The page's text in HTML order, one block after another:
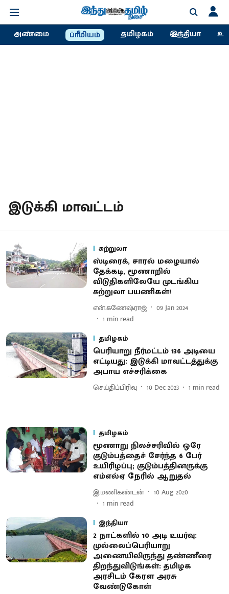
அண்மை ப்ரீமியம் தமிழகம் இந்தியா
இடுக்கி மாவட்டம்
சுற்றுலா
ஸ்டிரைக், சாரல் மழையால்
தேக்கடி, மூணாறில்
விடுதிகளிலேயே முடங்கிய
சுற்றுலா பயணிகள்!
என்.கணேஷ்ராஜ்
09 Jan 2024
1 min read
தமிழகம்
பெரியாறு நீர்மட்டம் 136 அடியை
எட்டியது: இடுக்கி மாவட்டத்துக்கு
அபாய எச்சரிக்கை
செய்திப்பிரிவு 10 Dec 2023 1 min read
தமிழகம்
மூணாறு நிலச்சரிவில் ஒரே
குடும்பத்தைச் சேர்ந்த 6 பேர்
உயிரிழப்பு; குடும்பத்தினருக்கு
எம்எல்ஏ நேரில் ஆறுதல்
இ.மணிகண்டன்
10 Aug 2020
1 min read
இந்தியா
2 நாட்களில் 10 அடி உயர்வு:
முல்லைப்பெரியாறு
அணையிலிருந்து தண்ணீரை
திறந்துவிடுங்கள்: தமிழக
அரசிடம் கேரள அரசு
வேண்டுகோள்